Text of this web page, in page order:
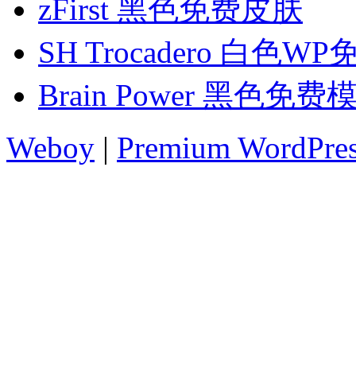
zFirst 黑色免费皮肤
SH Trocadero 白色WP
Brain Power 黑色免费
Weboy | Premium